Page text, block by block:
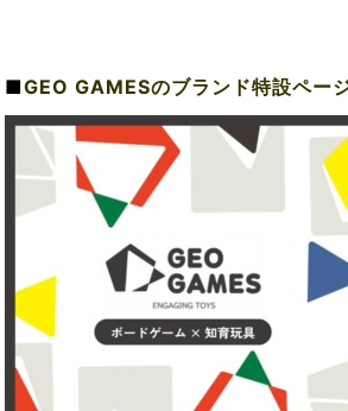
■GEO GAMESのブランド特設ペー